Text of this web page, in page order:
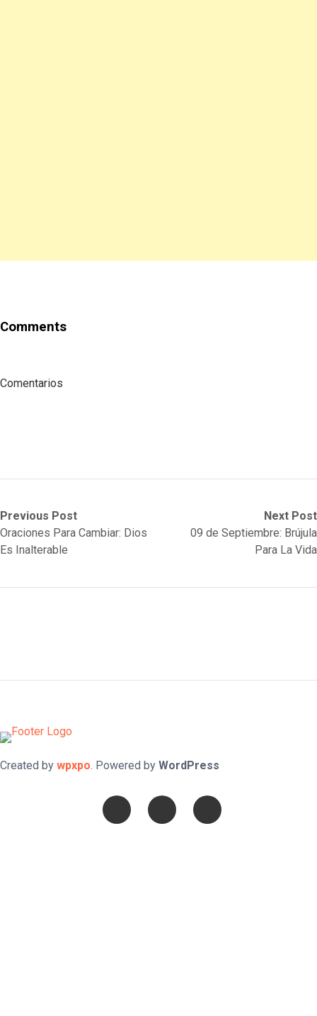
Comments
Comentarios
Post
navigation
Previous Post
Previous
post:
Oraciones Para Cambiar: Dios
Es Inalterable
Next Post
Next
post:
09 de Septiembre: Brújula
Para La Vida
Created by wpxpo. Powered by WordPress